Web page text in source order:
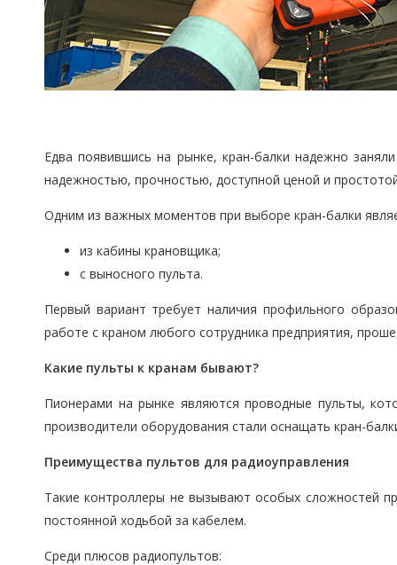
Едва появившись на рынке, кран-балки надежно
надежностью, прочностью, доступной ценой и
Одним из важных моментов при выборе кран-балки
из кабины крановщика;
с выносного пульта.
Первый вариант требует наличия профильного
работе с краном любого сотрудника предприятия,
Какие пульты к кранам бывают?
Пионерами на рынке являются проводные пульты,
производители оборудования стали оснащать кран-
Преимущества пультов для радиоуправления
Такие контроллеры не вызывают особых сложностей
постоянной ходьбой за кабелем.
Среди плюсов радиопультов: